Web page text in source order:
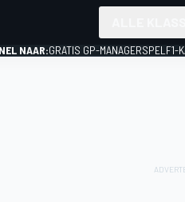
NAAR:GRATIS GP-MANAGERSPEL F1-